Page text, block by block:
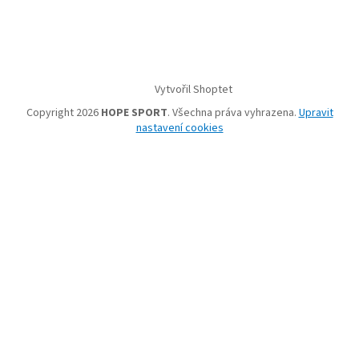
Vytvořil Shoptet
Copyright 2026 HOPE SPORT. Všechna práva vyhrazena. Upravit
nastavení cookies